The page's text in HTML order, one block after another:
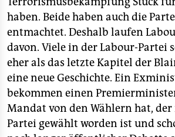
haben. Beide haben auch die
entmachtet. Deshalb laufen
davon. Viele in der Labour-Partei
eher als das letzte Kapitel der
eine neue Geschichte. Ein
bekommen einen
Mandat von den Wählern hat,
Partei gewählt worden ist und